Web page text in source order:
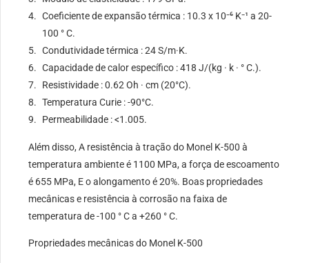
Coeficiente de expansão térmica : 10.3 x 10⁻⁶ K⁻¹ a 20-
100 ° C.
Condutividade térmica : 24 S/m·K.
Capacidade de calor específico : 418 J/(kg · k · ° C.).
Resistividade : 0.62 Oh · cm (20°C).
Temperatura Curie : -90°C.
Permeabilidade : <1.005.
Além disso, A resistência à tração do Monel K-500 à
temperatura ambiente é 1100 MPa, a força de escoamento
é 655 MPa, E o alongamento é 20%. Boas propriedades
mecânicas e resistência à corrosão na faixa de
temperatura de -100 ° C a +260 ° C.
Propriedades mecânicas do Monel K-500